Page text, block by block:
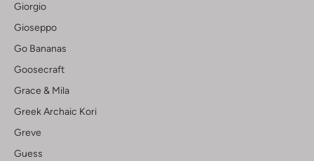
Giorgio
Gioseppo
Go Bananas
Goosecraft
Grace & Mila
Greek Archaic Kori
Greve
Guess